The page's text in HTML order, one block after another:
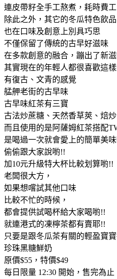
連皮帶籽全手工熬煮，耗時費工
除此之外，其它的冬瓜特色飲品
也在口味及創意上別具巧思
不僅保留了傳統的古早好滋味
在多款創意的融合，蹦出了新
其實現在的年輕人都很喜歡這
有復古、文青的感覺
艋舺老街的古早味
古早味紅茶有三寶
古法炒蔗糖、天然香草莢、焙
而且使用的是阿薩姆紅茶搭配
是喝過一次就會愛上的簡單美
偷偷跟大家說喲!!
加10元升級特大杯比較划算喲!!
老闆很大方，
如果想嚐試其他口味
比較不忙的時候，
都會提供試喝杯給大家喝喲!!
就連港式的凍檸茶都有賣耶!!
只要是跟冬瓜茶有關的輕盈寶
珍珠黑糖鮮奶
原價$55，特價$49
每日限量 12:30 開始，售完為止